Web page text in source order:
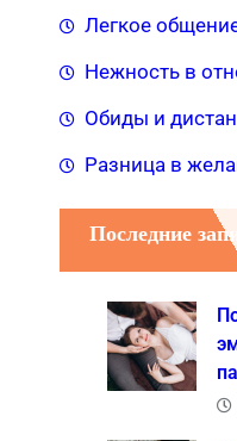
Легкое
Нежность в
Обиды и
Разница в
Последние